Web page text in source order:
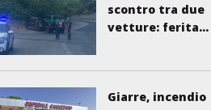
scontro tra due
vetture: ferita...
Giarre, incendio